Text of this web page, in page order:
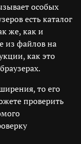
особых
есть каталог
же, как и
из файлов на
как это
то его
проверить